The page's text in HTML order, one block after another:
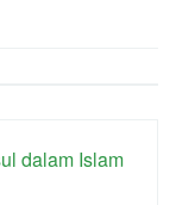
dalam Islam